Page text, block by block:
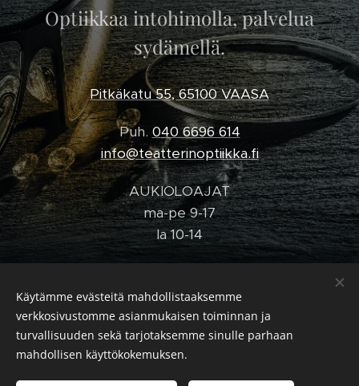
Optiikkaa intohimolla, palvelua
sydämellä.
Pitkäkatu 55, 65100 VAASA
Puh. 040 6696 614
info@teatterinoptiikka.fi
AUKIOLOAJAT
ma-pe 9-17
la 10-14
© Teatterin Optiikka 2025
Optiikkaa intohimolla, palvelua sydämellä.
Kielet
Käytämme evästeitä mahdollistaaksemme
verkkosivustomme asianmukaisen toiminnan ja
turvallisuuden sekä tarjotaksemme sinulle parhaan
mahdollisen käyttökokemuksen.